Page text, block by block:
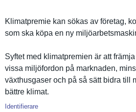
Klimatprem­ie kan sökas av företag,
som ska köpa en ny
Syftet med klimatprem­ien är att
vissa miljöfordo­n på marknaden,
växthusgas­er och på så sätt bidra till
bättre klimat.
Identifierare